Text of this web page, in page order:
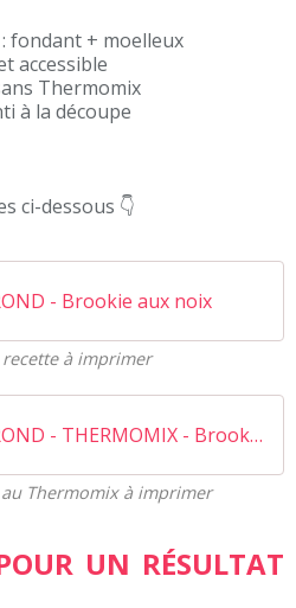
fondant + moelleux
accessible
Thermomix
à la découpe
ci-dessous 👇
- Brookie aux noix
à imprimer
ROND - THERMOMIX - Brookie aux noix
Thermomix à imprimer
UN RÉSULTAT